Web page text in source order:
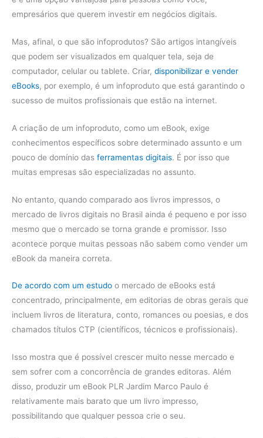
empresários que querem investir em negócios digitais.
Mas, afinal, o que são infoprodutos? São artigos intangíveis
que podem ser visualizados em qualquer tela, seja de
computador, celular ou tablete. Criar, disponibilizar e vender
eBooks, por exemplo, é um infoproduto que está garantindo o
sucesso de muitos profissionais que estão na internet.
A criação de um infoproduto, como um eBook, exige
conhecimentos específicos sobre determinado assunto e um
pouco de domínio das ferramentas digitais. É por isso que
muitas empresas são especializadas no assunto.
No entanto, quando comparado aos livros impressos, o
mercado de livros digitais no Brasil ainda é pequeno e por isso
mesmo que o mercado se torna grande e promissor. Isso
acontece porque muitas pessoas não sabem como vender um
eBook da maneira correta.
De acordo com um estudo o mercado de eBooks está
concentrado, principalmente, em editorias de obras gerais que
incluem livros de literatura, conto, romances ou poesias, e dos
chamados títulos CTP (científicos, técnicos e profissionais).
Isso mostra que é possível crescer muito nesse mercado e
sem sofrer com a concorrência de grandes editoras. Além
disso, produzir um eBook PLR Jardim Marco Paulo é
relativamente mais barato que um livro impresso,
possibilitando que qualquer pessoa crie o seu.